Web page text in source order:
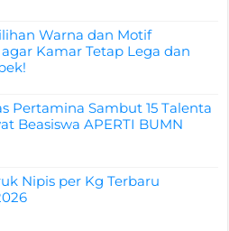
Warna dan Motif
Kamar Tetap Lega dan
Pertamina Sambut 15 Talenta
Beasiswa APERTI BUMN
Nipis per Kg Terbaru